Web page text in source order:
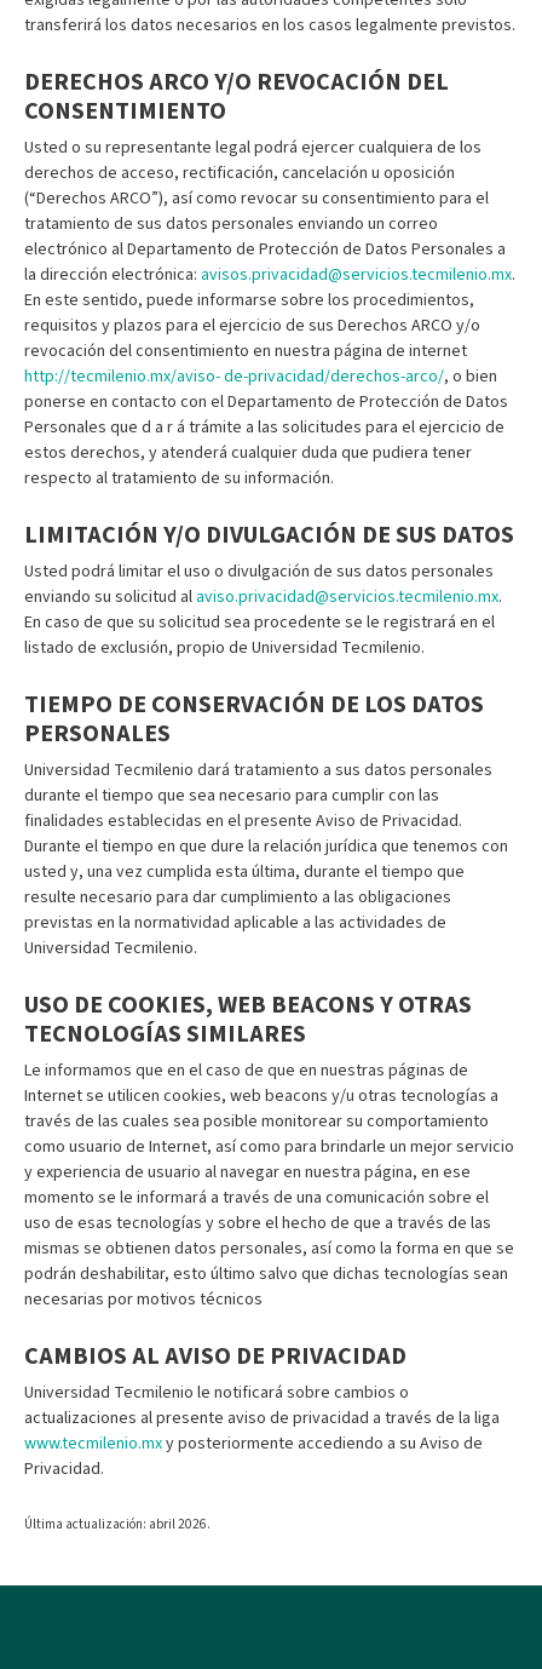
transferirá los datos necesarios en los casos legalmente previstos.
DERECHOS ARCO Y/O REVOCACIÓN DEL
CONSENTIMIENTO
Usted o su representante legal podrá ejercer cualquiera de los
derechos de acceso, rectificación, cancelación u oposición
(“Derechos ARCO”), así como revocar su consentimiento para el
tratamiento de sus datos personales enviando un correo
electrónico al Departamento de Protección de Datos Personales a
la dirección electrónica: avisos.privacidad@servicios.tecmilenio.mx.
En este sentido, puede informarse sobre los procedimientos,
requisitos y plazos para el ejercicio de sus Derechos ARCO y/o
revocación del consentimiento en nuestra página de internet
http://tecmilenio.mx/aviso- de-privacidad/derechos-arco/, o bien
ponerse en contacto con el Departamento de Protección de Datos
Personales que d a r á trámite a las solicitudes para el ejercicio de
estos derechos, y atenderá cualquier duda que pudiera tener
respecto al tratamiento de su información.
LIMITACIÓN Y/O DIVULGACIÓN DE SUS DATOS
Usted podrá limitar el uso o divulgación de sus datos personales
enviando su solicitud al aviso.privacidad@servicios.tecmilenio.mx.
En caso de que su solicitud sea procedente se le registrará en el
listado de exclusión, propio de Universidad Tecmilenio.
TIEMPO DE CONSERVACIÓN DE LOS DATOS
PERSONALES
Universidad Tecmilenio dará tratamiento a sus datos personales
durante el tiempo que sea necesario para cumplir con las
finalidades establecidas en el presente Aviso de Privacidad.
Durante el tiempo en que dure la relación jurídica que tenemos con
usted y, una vez cumplida esta última, durante el tiempo que
resulte necesario para dar cumplimiento a las obligaciones
previstas en la normatividad aplicable a las actividades de
Universidad Tecmilenio.
USO DE COOKIES, WEB BEACONS Y OTRAS
TECNOLOGÍAS SIMILARES
Le informamos que en el caso de que en nuestras páginas de
Internet se utilicen cookies, web beacons y/u otras tecnologías a
través de las cuales sea posible monitorear su comportamiento
como usuario de Internet, así como para brindarle un mejor servicio
y experiencia de usuario al navegar en nuestra página, en ese
momento se le informará a través de una comunicación sobre el
uso de esas tecnologías y sobre el hecho de que a través de las
mismas se obtienen datos personales, así como la forma en que se
podrán deshabilitar, esto último salvo que dichas tecnologías sean
necesarias por motivos técnicos
CAMBIOS AL AVISO DE PRIVACIDAD
Universidad Tecmilenio le notificará sobre cambios o
actualizaciones al presente aviso de privacidad a través de la liga
www.tecmilenio.mxy posteriormente accediendo a su Aviso de
Privacidad.
Última actualización: abril 2026.